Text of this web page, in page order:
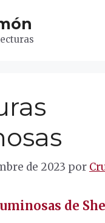
de 2023 por
de